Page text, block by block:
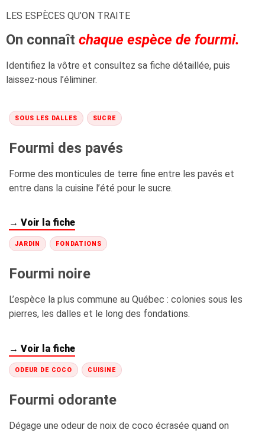
LES ESPÈCES QU’ON TRAITE
On connaît chaque espèce de fourmi.
Identifiez la vôtre et consultez sa fiche détaillée, puis
laissez-nous l’éliminer.
SOUS LES DALLES SUCRE
Fourmi des pavés
Forme des monticules de terre fine entre les pavés et
entre dans la cuisine l’été pour le sucre.
→ Voir la fiche
JARDIN FONDATIONS
Fourmi noire
L’espèce la plus commune au Québec : colonies sous les
pierres, les dalles et le long des fondations.
→ Voir la fiche
ODEUR DE COCO CUISINE
Fourmi odorante
Dégage une odeur de noix de coco écrasée quand on